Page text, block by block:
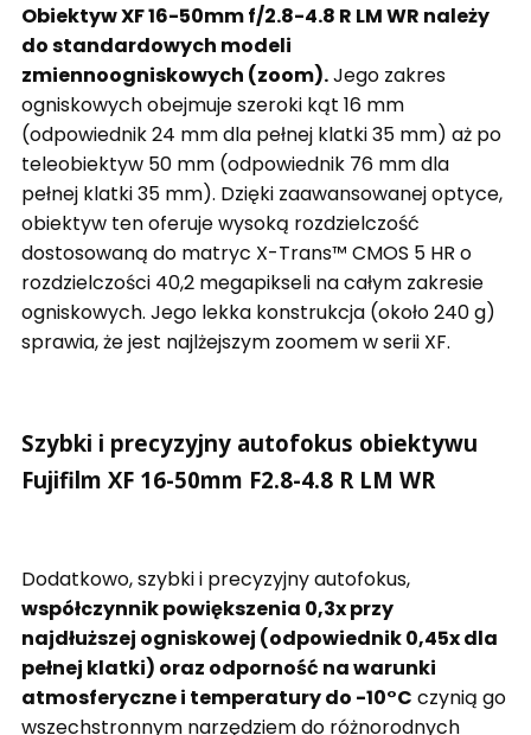
Obiektyw XF 16-50mm f/2.8-4.8 R LM WR należy
do standardowych modeli
zmiennoogniskowych (zoom).Jego zakres
ogniskowych obejmuje szeroki kąt 16 mm
(odpowiednik 24 mm dla pełnej klatki 35 mm) aż po
teleobiektyw 50 mm (odpowiednik 76 mm dla
pełnej klatki 35 mm). Dzięki zaawansowanej optyce,
obiektyw ten oferuje wysoką rozdzielczość
dostosowaną do matryc X-Trans™ CMOS 5 HR o
rozdzielczości 40,2 megapikseli na całym zakresie
ogniskowych. Jego lekka konstrukcja (około 240 g)
sprawia, że jest najlżejszym zoomem w serii XF.
Szybki i precyzyjny autofokus obiektywu
Fujifilm XF 16-50mm F2.8-4.8 R LM WR
Dodatkowo, szybki i precyzyjny autofokus,
współczynnik powiększenia 0,3x przy
najdłuższej ogniskowej (odpowiednik 0,45x dla
pełnej klatki) oraz odporność na warunki
atmosferyczne i temperatury do -10°C czynią go
wszechstronnym narzędziem do różnorodnych